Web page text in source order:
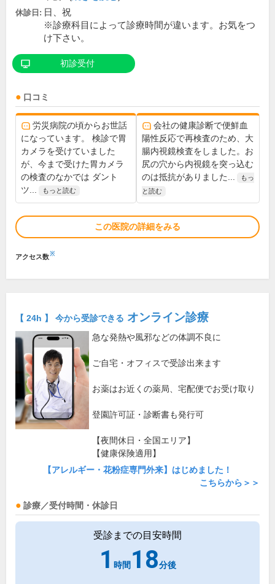
休診日: 日、祝
※診療科目によって診療時間が違います。お気をつ
け下さい。
初診受付
口コミ
労災病院の頃からお世話
になっています。 検診で胃
カメラを受けていました
が、今まで受けた胃カメラ
の検査のなかでは ダント
ツ...
もっと読む
会社の健康診断で便鮮血
陽性反応で再検査のため、大
腸内視鏡検査をしました。お
尻の穴から内視鏡を突っ込む
のは抵抗がありました...
もっ
と読む
この医院の詳細をみる
アクセス数※
【 24h 】 今から受診できる オンライン診療
急な発熱や風邪などの体調不良に
ご自宅・オフィスで受診出来ます
お薬はお近くの薬局、宅配便でお受け取り
登園許可証・診断書も発行可
【夜間休日・全国エリア】
【健康保険適用】
【アレルギー・花粉症専門外来】はじめました！
こちらから＞＞
診療／受付時間・休診日
受診までの目安時間
1 時間18分後